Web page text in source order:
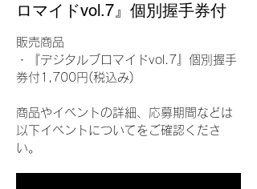
ロマイドvol.7』個別握手券付
販売商品
・『デジタルブロマイドvol.7』個別握手
券付1,700円(税込み)
商品やイベントの詳細、応募期間などは
以下イベントについてをご確認くださ
い。